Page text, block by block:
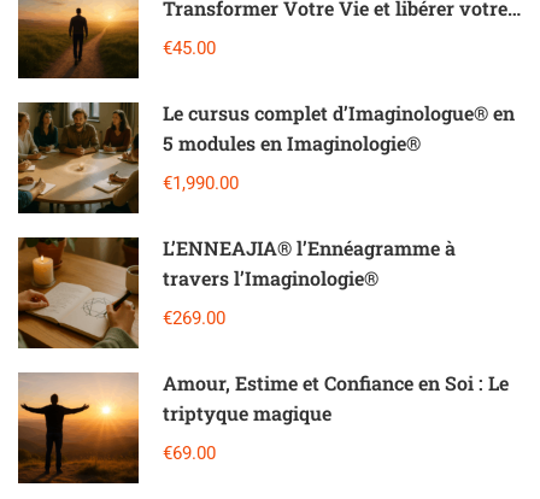
Transformer Votre Vie et libérer votre
potentiel
€45.00
Le cursus complet d’Imaginologue® en
5 modules en Imaginologie®
€1,990.00
L’ENNEAJIA®️ l’Ennéagramme à
travers l’Imaginologie®️
€269.00
Amour, Estime et Confiance en Soi : Le
triptyque magique
€69.00